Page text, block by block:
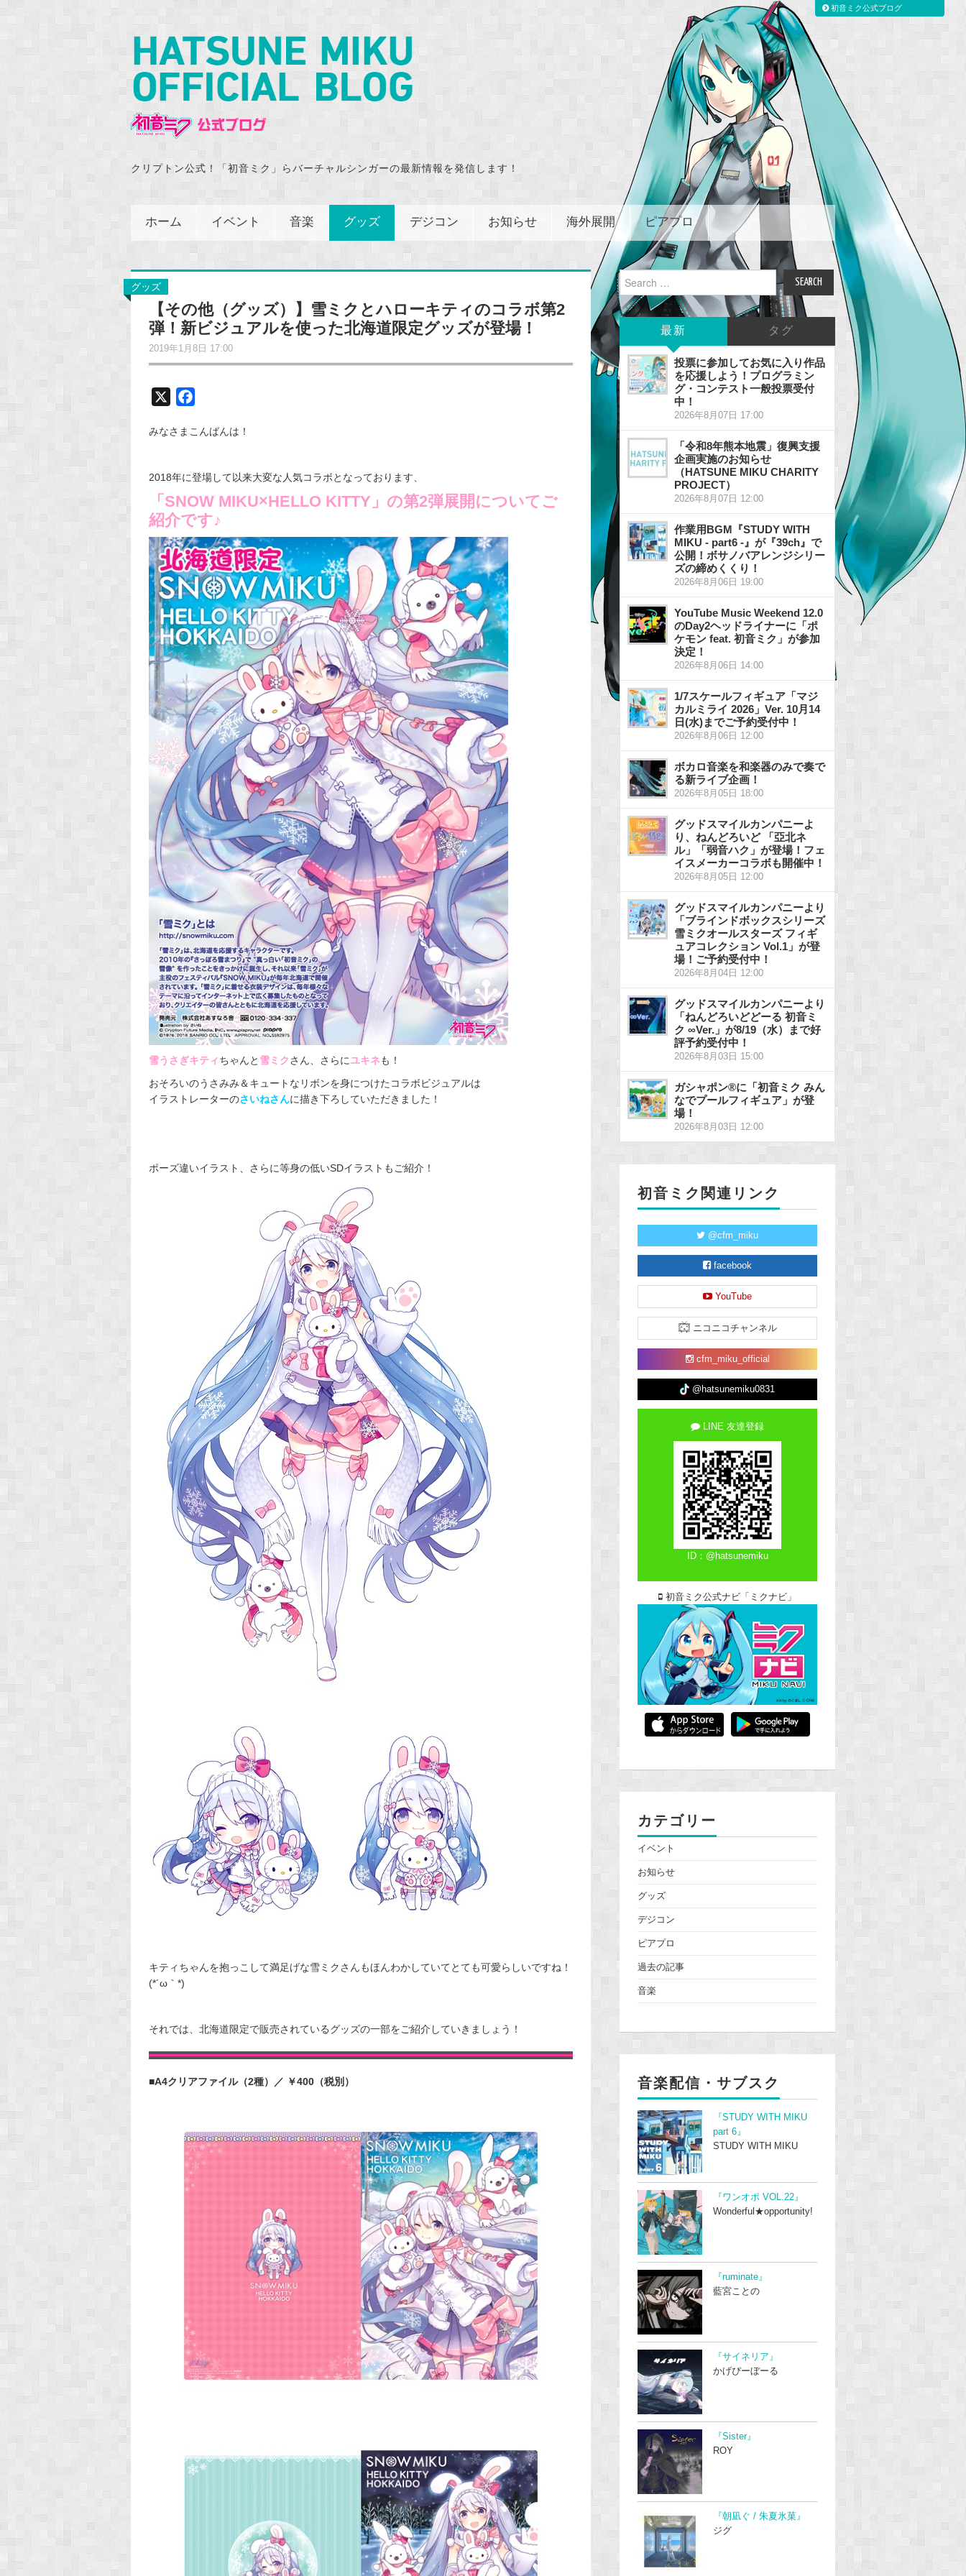
クリプトン公式！「初音ミク」らバーチャルシンガーの最新情報を発信します！
ホーム イベント 音楽 グッズ デジコン お知らせ 海外展開 ピアプロ
グッズ
【その他（グッズ）】雪ミクとハローキティのコラボ第2
弾！新ビジュアルを使った北海道限定グッズが登場！
2019年1月8日 17:00
c
b
o
みなさまこんばんは！
2018年に登場して以来大変な人気コラボとなっております、
「SNOW MIKU×HELLO KITTY」の第2弾展開についてご
紹介です♪
雪うさぎキティちゃんと 雪ミクさん、さらにユキネも！
おそろいのうさみみ＆キュートなリボンを身につけたコラボビジュアルは
イラストレーターのさいねさんに描き下ろしていただきました！
ポーズ違いイラスト、さらに等身の低いSDイラストもご紹介！
キティちゃんを抱っこして満足げな雪ミクさんもほんわかしていてとても可愛らしいですね！
(*´ω｀*)
それでは、北海道限定で販売されているグッズの一部をご紹介していきましょう！
■A4クリアファイル（2種）／ ￥400（税別）
Search
for:
最新 タグ
投票に参加してお気に入り作品
を応援しよう！プログラミン
グ・コンテスト一般投票受付
中！
2026年8月07日 17:00
「令和8年熊本地震」復興支援
企画実施のお知らせ
（HATSUNE MIKU CHARITY
PROJECT）
2026年8月07日 12:00
作業用BGM『STUDY WITH
MIKU - part6 -』が『39ch』で
公開！ボサノバアレンジシリー
ズの締めくくり！
2026年8月06日 19:00
YouTube Music Weekend 12.0
のDay2ヘッドライナーに「ポ
ケモン feat. 初音ミク」が参加
決定！
2026年8月06日 14:00
1/7スケールフィギュア「マジ
カルミライ 2026」Ver. 10月14
日(水)までご予約受付中！
2026年8月06日 12:00
ボカロ音楽を和楽器のみで奏で
る新ライブ企画！
2026年8月05日 18:00
グッドスマイルカンパニーよ
り、ねんどろいど 「亞北ネ
ル」「弱音ハク」が登場！フェ
イスメーカーコラボも開催中！
2026年8月05日 12:00
グッドスマイルカンパニーより
「ブラインドボックスシリーズ
雪ミクオールスターズ フィギ
ュアコレクション Vol.1」が登
場！ご予約受付中！
2026年8月04日 12:00
グッドスマイルカンパニーより
「ねんどろいどどーる 初音ミ
ク ∞Ver.」が8/19（水）まで好
評予約受付中！
2026年8月03日 15:00
ガシャポン®に「初音ミク みん
なでプールフィギュア」が登
場！
2026年8月03日 12:00
初音ミク関連リンク
@cfm_miku
facebook
YouTube
ニコニコチャンネル
cfm_miku_official
@hatsunemiku0831
LINE 友達登録
ID：@hatsunemiku
初音ミク公式ナビ「ミクナビ」
カテゴリー
イベント
お知らせ
グッズ
デジコン
ピアプロ
過去の記事
音楽
音楽配信・サブスク
『STUDY WITH MIKU
part 6』
STUDY WITH MIKU
『ワンオポ VOL.22』
Wonderful★opportunity!
『ruminate』
藍宮ことの
『サイネリア』
かげぴーぼーる
『Sister』
ROY
『朝凪ぐ / 朱夏氷菓』
ジグ
初音ミク公式ブログ